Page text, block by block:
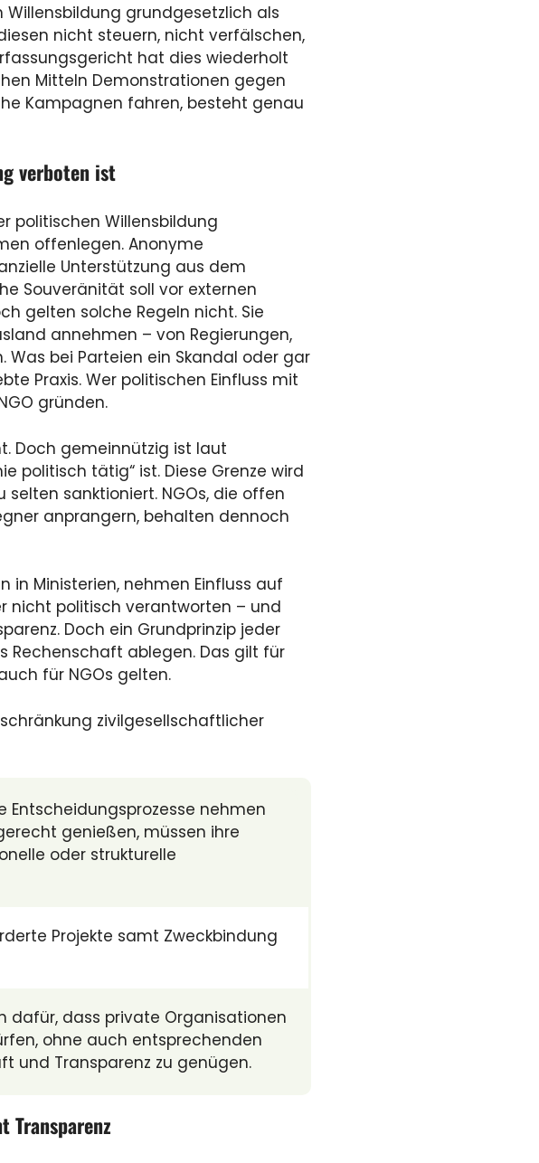
Willensbildung grundgesetzlich als
nicht steuern, nicht verfälschen,
hat dies wiederholt
Mitteln Demonstrationen gegen
Kampagnen fahren, besteht genau
verboten ist
politischen Willensbildung
offenlegen. Anonyme
Unterstützung aus dem
Souveränität soll vor externen
gelten solche Regeln nicht. Sie
annehmen – von Regierungen,
bei Parteien ein Skandal oder gar
Praxis. Wer politischen Einfluss mit
gründen.
Doch gemeinnützig ist laut
politisch tätig“ ist. Diese Grenze wird
sanktioniert. NGOs, die offen
anprangern, behalten dennoch
in Ministerien, nehmen Einfluss auf
nicht politisch verantworten – und
Doch ein Grundprinzip jeder
Rechenschaft ablegen. Das gilt für
für NGOs gelten.
zivilgesellschaftlicher
Entscheidungsprozesse nehmen
genießen, müssen ihre
oder strukturelle
Projekte samt Zweckbindung
dafür, dass private Organisationen
ohne auch entsprechenden
und Transparenz zu genügen.
Transparenz